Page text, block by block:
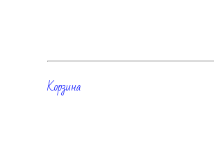
Корзина